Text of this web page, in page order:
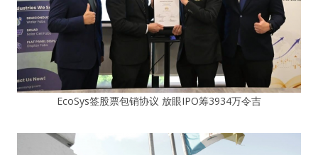
EcoSys签股票包销协议 放眼IPO筹3934万令吉